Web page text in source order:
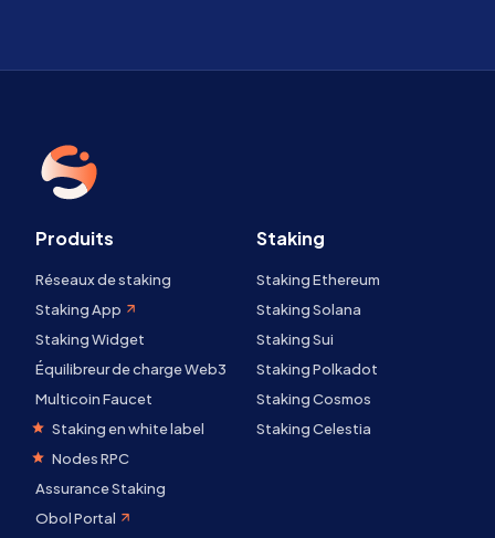
Produits
Réseaux de staking
Staking App
Staking Widget
Équilibreur de charge Web3
Multicoin Faucet
Staking en white label
Nodes RPC
Assurance Staking
Obol Portal
Staking
Staking Ethereum
Staking Solana
Staking Sui
Staking Polkadot
Staking Cosmos
Staking Celestia